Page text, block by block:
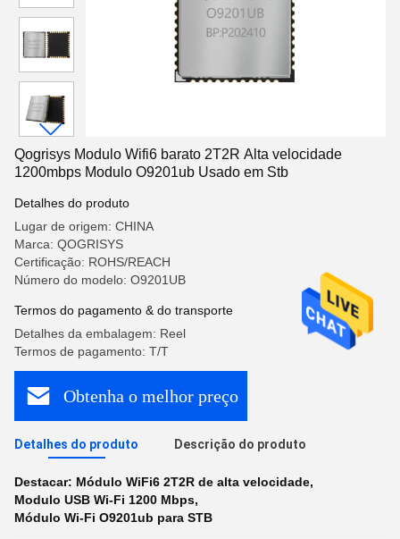
Qogrisys Modulo Wifi6 barato 2T2R Alta velocidade
1200mbps Modulo O9201ub Usado em Stb
Detalhes do produto
Lugar de origem: CHINA
Marca: QOGRISYS
Certificação: ROHS/REACH
Número do modelo: O9201UB
Termos do pagamento & do transporte
Detalhes da embalagem: Reel
Termos de pagamento: T/T
Obtenha o melhor preço
Detalhes do produto Descrição do produto
Destacar: Módulo WiFi6 2T2R de alta velocidade,
Modulo USB Wi-Fi 1200 Mbps,
Módulo Wi-Fi O9201ub para STB